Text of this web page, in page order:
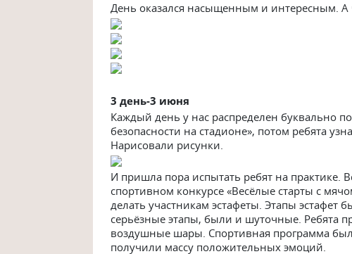
День оказался насыщенным и интересным. А
3 день-3 июня
Каждый день у нас распределен буквально
безопасности на стадионе», потом ребята
Нарисовали рисунки.
И пришла пора испытать ребят на практике.
спортивном конкурсе «Весёлые старты с
делать участникам эстафеты. Этапы
серьёзные этапы, были и шуточные. Ребята
воздушные шары. Спортивная программа
получили массу положительных эмоций.